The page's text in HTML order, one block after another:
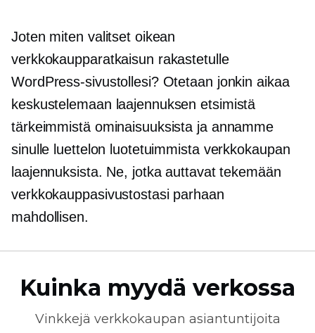
Joten miten valitset oikean
verkkokaupparatkaisun rakastetulle
WordPress-sivustollesi? Otetaan jonkin aikaa
keskustelemaan laajennuksen etsimistä
tärkeimmistä ominaisuuksista ja annamme
sinulle luettelon luotetuimmista verkkokaupan
laajennuksista. Ne, jotka auttavat tekemään
verkkokauppasivustostasi parhaan
mahdollisen.
Kuinka myydä verkossa
Vinkkejä verkkokaupan asiantuntijoita